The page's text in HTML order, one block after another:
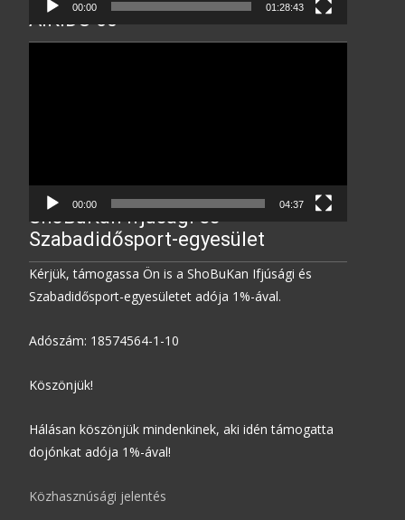
00:00 01:28:43
AIKIDO 60
00:00 04:37
ShoBuKan Ifjúsági és
Szabadidősport-egyesület
Kérjük, támogassa Ön is a ShoBuKan Ifjúsági és
Szabadidősport-egyesületet adója 1%-ával.
Adószám: 18574564-1-10
Köszönjük!
Hálásan köszönjük mindenkinek, aki idén támogatta
dojónkat adója 1%-ával!
Közhasznúsági jelentés